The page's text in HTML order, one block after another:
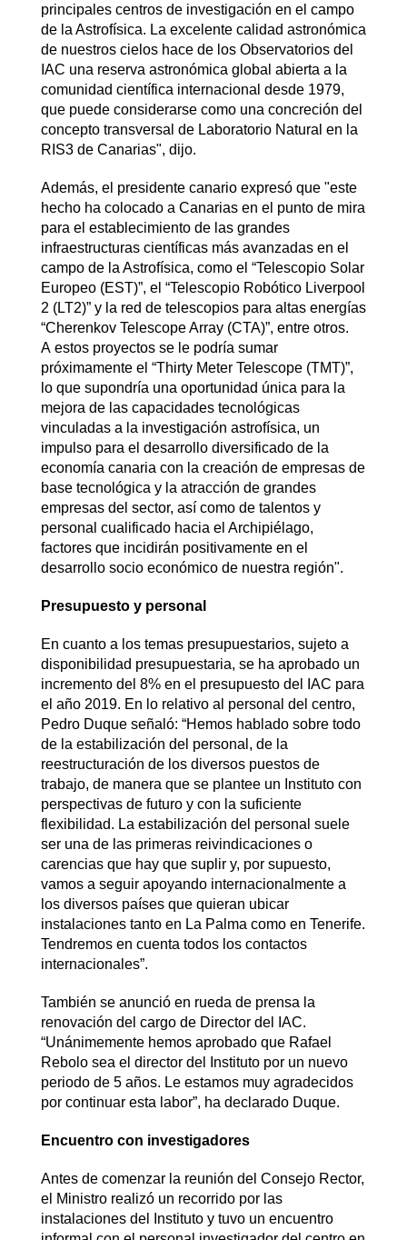
principales centros de investigación en el campo
de la Astrofísica. La excelente calidad astronómica
de nuestros cielos hace de los Observatorios del
IAC una reserva astronómica global abierta a la
comunidad científica internacional desde 1979,
que puede considerarse como una concreción del
concepto transversal de Laboratorio Natural en la
RIS3 de Canarias", dijo.
Además, el presidente canario expresó que "este
hecho ha colocado a Canarias en el punto de mira
para el establecimiento de las grandes
infraestructuras científicas más avanzadas en el
campo de la Astrofísica, como el “Telescopio Solar
Europeo (EST)”, el “Telescopio Robótico Liverpool
2 (LT2)” y la red de telescopios para altas energías
“Cherenkov Telescope Array (CTA)”, entre otros.
A estos proyectos se le podría sumar
próximamente el “Thirty Meter Telescope (TMT)”,
lo que supondría una oportunidad única para la
mejora de las capacidades tecnológicas
vinculadas a la investigación astrofísica, un
impulso para el desarrollo diversificado de la
economía canaria con la creación de empresas de
base tecnológica y la atracción de grandes
empresas del sector, así como de talentos y
personal cualificado hacia el Archipiélago,
factores que incidirán positivamente en el
desarrollo socio económico de nuestra región".
Presupuesto y personal
En cuanto a los temas presupuestarios, sujeto a
disponibilidad presupuestaria, se ha aprobado un
incremento del 8% en el presupuesto del IAC para
el año 2019. En lo relativo al personal del centro,
Pedro Duque señaló: “Hemos hablado sobre todo
de la estabilización del personal, de la
reestructuración de los diversos puestos de
trabajo, de manera que se plantee un Instituto con
perspectivas de futuro y con la suficiente
flexibilidad. La estabilización del personal suele
ser una de las primeras reivindicaciones o
carencias que hay que suplir y, por supuesto,
vamos a seguir apoyando internacionalmente a
los diversos países que quieran ubicar
instalaciones tanto en La Palma como en Tenerife.
Tendremos en cuenta todos los contactos
internacionales”.
También se anunció en rueda de prensa la
renovación del cargo de Director del IAC.
“Unánimemente hemos aprobado que Rafael
Rebolo sea el director del Instituto por un nuevo
periodo de 5 años. Le estamos muy agradecidos
por continuar esta labor”, ha declarado Duque.
Encuentro con investigadores
Antes de comenzar la reunión del Consejo Rector,
el Ministro realizó un recorrido por las
instalaciones del Instituto y tuvo un encuentro